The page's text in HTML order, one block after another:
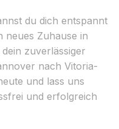
du dich entspannt
neues Zuhause in
zuverlässiger
nach Vitoria-
und lass uns
und erfolgreich